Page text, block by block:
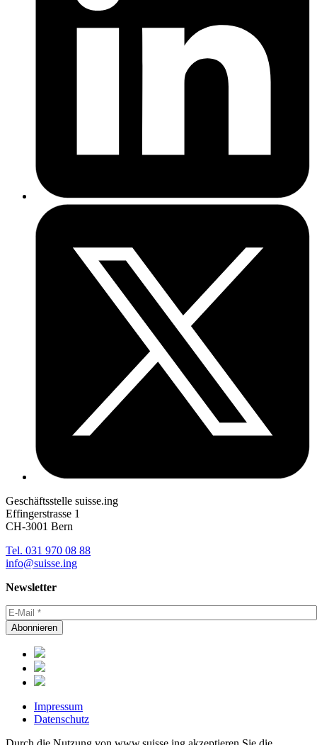
Geschäftsstelle suisse.ing
Effingerstrasse 1
CH-3001 Bern
Tel. 031 970 08 88
info@suisse.ing
Newsletter
Abonnieren
Impressum
Datenschutz